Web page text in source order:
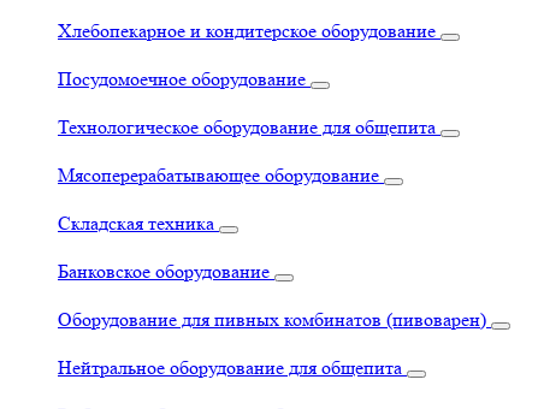
Хлебопекарное и кондитерское оборудование
Посудомоечное оборудование
Технологическое оборудование для общепита
Мясоперерабатывающее оборудование
Складская техника
Банковское оборудование
Оборудование для пивных комбинатов (пивоварен)
Нейтральное оборудование для общепита